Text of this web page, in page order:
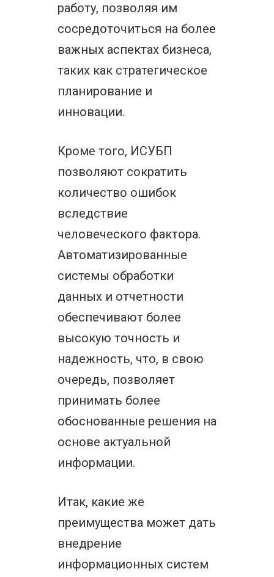
работу, позволяя им
сосредоточиться на более
важных аспектах бизнеса,
таких как стратегическое
планирование и
инновации.
Кроме того, ИСУБП
позволяют сократить
количество ошибок
вследствие
человеческого фактора.
Автоматизированные
системы обработки
данных и отчетности
обеспечивают более
высокую точность и
надежность, что, в свою
очередь, позволяет
принимать более
обоснованные решения на
основе актуальной
информации.
Итак, какие же
преимущества может дать
внедрение
информационных систем